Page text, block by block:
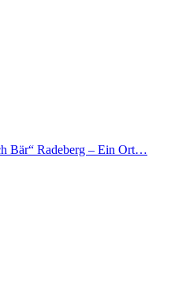
Bär“ Radeberg – Ein Ort…